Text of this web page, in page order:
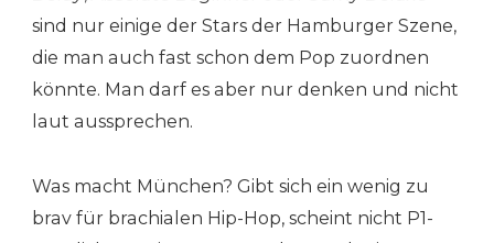
sind nur einige der Stars der Hamburger Szene,
die man auch fast schon dem Pop zuordnen
könnte. Man darf es aber nur denken und nicht
laut aussprechen.
Was macht München? Gibt sich ein wenig zu
brav für brachialen Hip-Hop, scheint nicht P1-